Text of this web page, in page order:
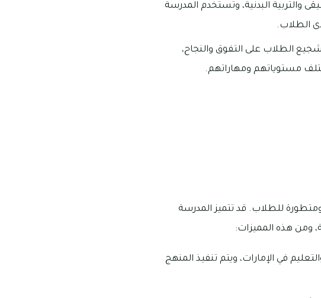
والتربية البدنية، وتستخدم المدرسة
الطلاب.
الطلاب على التفوق والنجاح،
مستوياتهم ومهاراتهم.
ومتطورة للطلاب. قد تتميز المدرسة
ومن هذه المميزات:
في الإمارات، ويتم تنفيذ المنهج